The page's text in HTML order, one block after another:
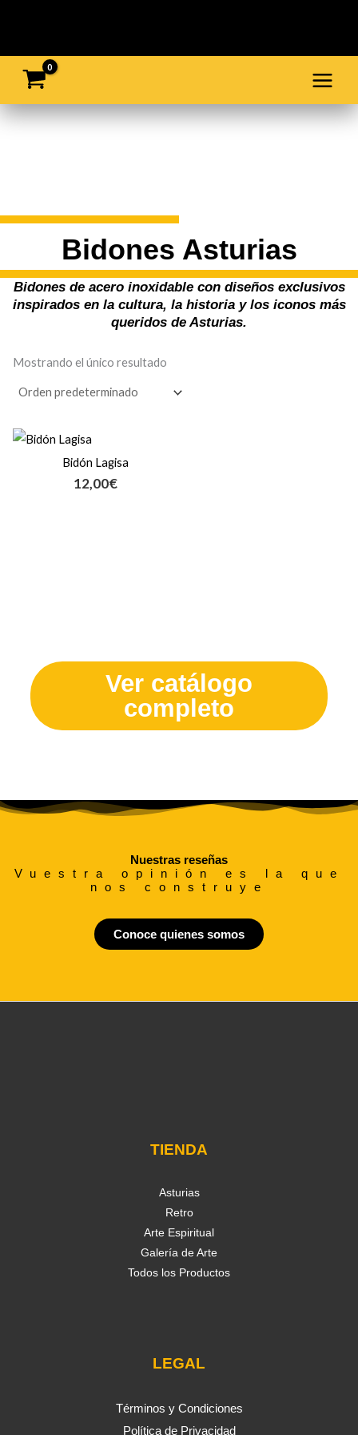
contenido
Bidones Asturias
Bidones de acero inoxidable con diseños exclusivos
inspirados en la cultura, la historia y los iconos más
queridos de Asturias.
Mostrando el único resultado
Bidón Lagisa
12,00€
Ver catálogo
completo
Nuestras reseñas
Vuestra opinión es la que
nos construye
Conoce quienes somos
TIENDA
Asturias
Retro
Arte Espiritual
Galería de Arte
Todos los Productos
LEGAL
Términos y Condiciones
Política de Privacidad